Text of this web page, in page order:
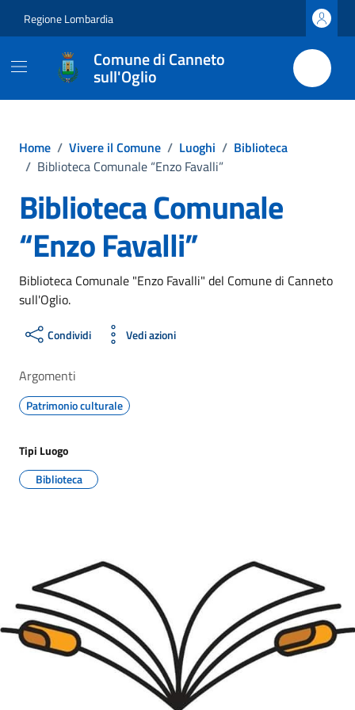
Regione Lombardia
Comune di Canneto
sull'Oglio
Home / Vivere il Comune / Luoghi / Biblioteca
/ Biblioteca Comunale “Enzo Favalli”
Biblioteca Comunale
“Enzo Favalli”
Biblioteca Comunale "Enzo Favalli" del Comune di Canneto
sull'Oglio.
Condividi Vedi azioni
Argomenti
Patrimonio culturale
Tipi Luogo
Biblioteca